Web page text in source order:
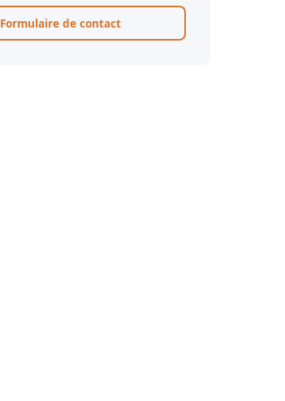
Formulaire de contact